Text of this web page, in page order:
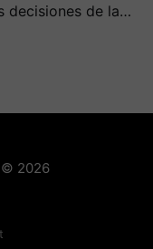
decisiones de la
© 2026